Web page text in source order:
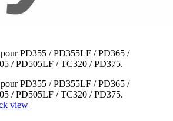
PD355 / PD355LF / PD365 /
/ PD505LF / TC320 / PD375.
PD355 / PD355LF / PD365 /
/ PD505LF / TC320 / PD375.
view